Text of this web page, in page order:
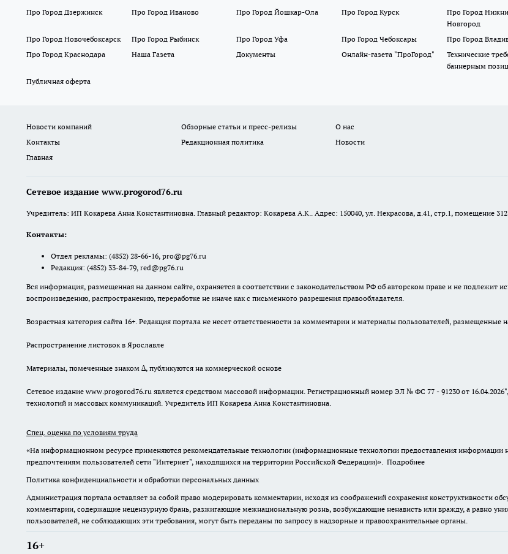
Про Город Дзержинск Про Город Иваново Про Город Йошкар-Ола Про Город Курск
Про Город
Новгород
Про Город Новочебоксарск
Про Город Рыбинск Про Город Уфа Про Город Чебоксары
Про Город
Про Город Краснодара
Наша Газета Документы Онлайн-газета "ПроГород"
Технические
баннерным
Публичная оферта
Новости компаний Обзорные статьи и пресс-релизы
О нас
Контакты
Редакционная политика
Новости
Главная
Сетевое издание www.progorod76.ru
Учредитель: ИП Кокарева Анна Константиновна. Главный редактор: Кокарева А.К.. Адрес: 150040, ул. Некрасова, д.41, стр.1, помещение
Контакты:
Отдел рекламы: (4852) 28-66-16, pro@pg76.ru
Редакция: (4852) 33-84-79, red@pg76.ru
Вся информация, размещенная на данном сайте, охраняется в соответствии с законодательством РФ об авторском праве и не
воспроизведению, распространению, переработке не иначе как с письменного разрешения правообладателя.
Возрастная категория сайта 16+. Редакция портала не несет ответственности за комментарии и материалы пользователей, размещенные
Распространение листовок в Ярославле
Материалы, помеченные знаком ∆, публикуются на коммерческой основе
Сетевое издание www.progorod76.ru является средством массовой информации. Регистрационный номер ЭЛ № ФС 77 - 91230 от
технологий и массовых коммуникаций. Учредитель ИП Кокарева Анна Константиновна.
Спец. оценка по условиям труда
«На информационном ресурсе применяются рекомендательные технологии (информационные технологии предоставления информации
предпочтениям пользователей сети "Интернет", находящихся на территории Российской Федерации)». Подробнее
Политика конфиденциальности и обработки персональных данных
Администрация портала оставляет за собой право модерировать комментарии, исходя из соображений сохранения конструктивности
комментарии, содержащие нецензурную брань, разжигающие межнациональную рознь, возбуждающие ненависть или вражду, а равно
пользователей, не соблюдающих эти требования, могут быть переданы по запросу в надзорные и правоохранительные органы.
16+